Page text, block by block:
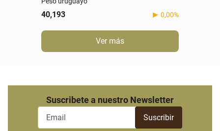
40,193 0,00%
Ver más
Suscribete a nuestro Newsletter